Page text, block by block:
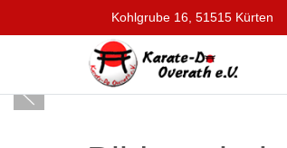
Kohlgrube 16, 51515 Kürten